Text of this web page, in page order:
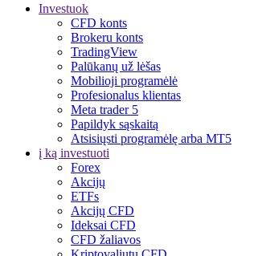
Investuok
CFD konts
Brokeru konts
TradingView
Palūkanų už lėšas
Mobilioji programėlė
Profesionalus klientas
Meta trader 5
Papildyk sąskaitą
Atsisiųsti programėlę arba MT5
į ką investuoti
Forex
Akcijų
ETFs
Akcijų CFD
Ideksai CFD
CFD žaliavos